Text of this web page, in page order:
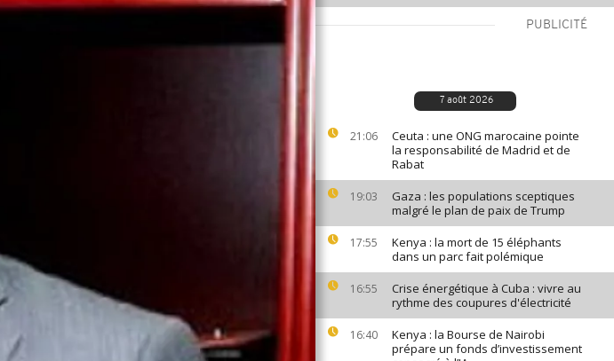
PUBLICITÉ
7 août 2026
21:06
Ceuta : une ONG marocaine pointe
la responsabilité de Madrid et de
Rabat
19:03
Gaza : les populations sceptiques
malgré le plan de paix de Trump
17:55
Kenya : la mort de 15 éléphants
dans un parc fait polémique
16:55
Crise énergétique à Cuba : vivre au
rythme des coupures d'électricité
16:40
Kenya : la Bourse de Nairobi
prépare un fonds d’investissement